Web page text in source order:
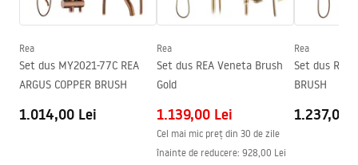
Directie cabina
Universal
Garantie
Acoperire Easy Clean
Da , pe o parte a geamului
Rea
Set dus MY2021-77C REA
ARGUS COPPER BRUSH
1.014,00 Lei
Rea
Set dus REA Veneta Brush
Gold
1.139,00 Lei
Cel mai mic preț din 30 de zile
înainte de reducere: 928,00 Lei
Rea
Set dus REA
BRUSH
1.237,00